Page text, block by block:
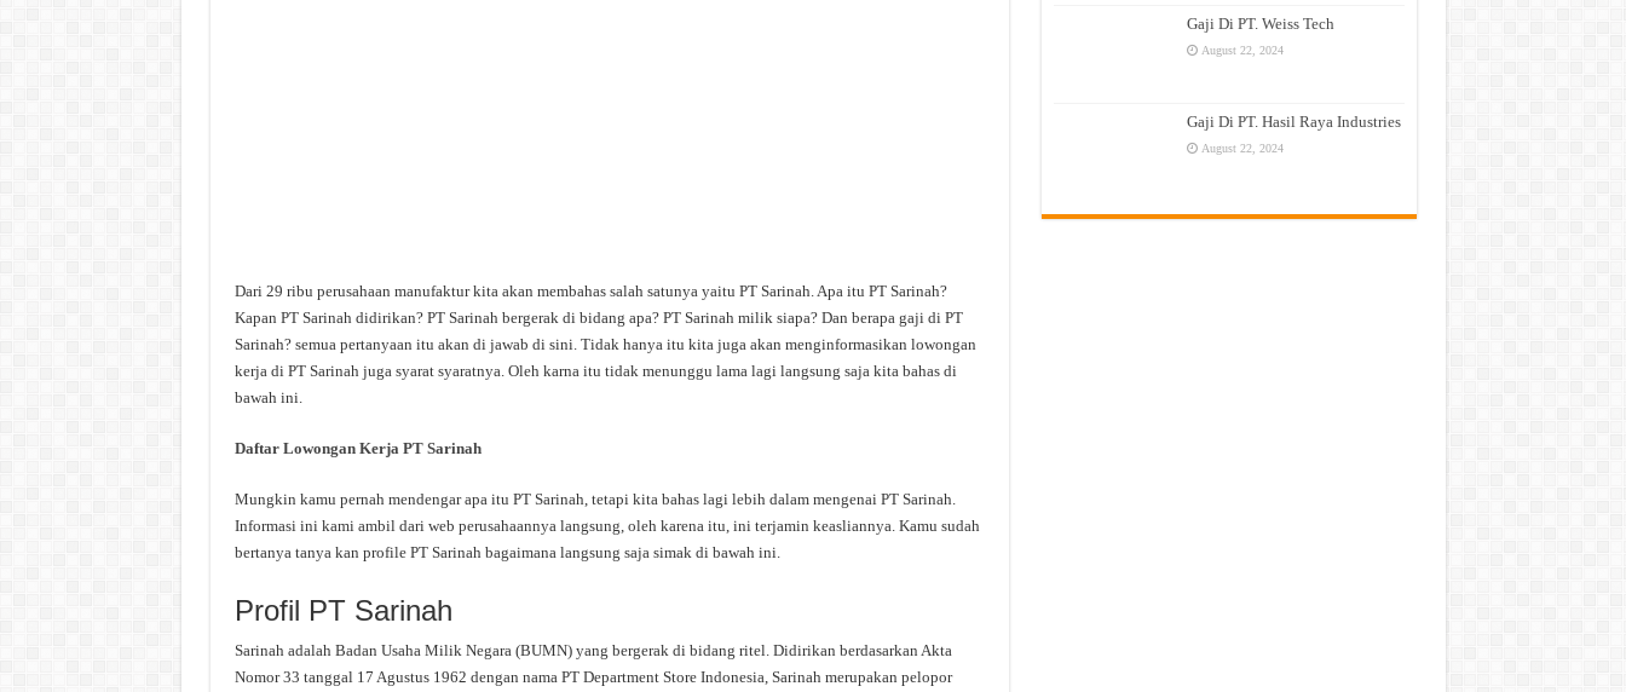
Dari 29 ribu perusahaan manufaktur kita akan membahas salah satunya yaitu PT Sarinah. Apa itu PT Sarinah?
Kapan PT Sarinah didirikan? PT Sarinah bergerak di bidang apa? PT Sarinah milik siapa? Dan berapa gaji di PT
Sarinah? semua pertanyaan itu akan di jawab di sini. Tidak hanya itu kita juga akan menginformasikan lowongan
kerja di PT Sarinah juga syarat syaratnya. Oleh karna itu tidak menunggu lama lagi langsung saja kita bahas di
bawah ini.
Daftar Lowongan Kerja PT Sarinah
Mungkin kamu pernah mendengar apa itu PT Sarinah, tetapi kita bahas lagi lebih dalam mengenai PT Sarinah.
Informasi ini kami ambil dari web perusahaannya langsung, oleh karena itu, ini terjamin keasliannya. Kamu sudah
bertanya tanya kan profile PT Sarinah bagaimana langsung saja simak di bawah ini.
Profil PT Sarinah
Sarinah adalah Badan Usaha Milik Negara (BUMN) yang bergerak di bidang ritel. Didirikan berdasarkan Akta
Nomor 33 tanggal 17 Agustus 1962 dengan nama PT Department Store Indonesia, Sarinah merupakan pelopor
Gaji Di PT. Weiss Tech
August 22, 2024
Gaji Di PT. Hasil Raya Industries
August 22, 2024